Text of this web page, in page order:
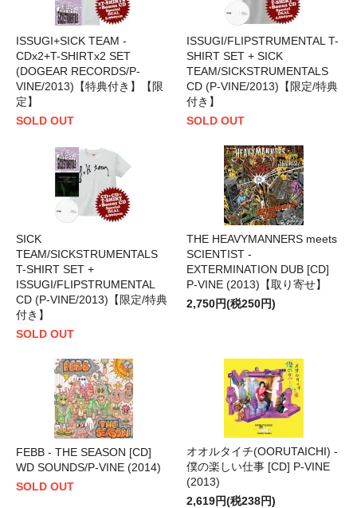
ISSUGI+SICK TEAM -
CDx2+T-SHIRTx2 SET
(DOGEAR RECORDS/P-
VINE/2013)【特典付き】【限
定】
SOLD OUT
ISSUGI/FLIPSTRUMENTAL T-
SHIRT SET + SICK
TEAM/SICKSTRUMENTALS
CD (P-VINE/2013)【限定/特典
付き】
SOLD OUT
SICK
TEAM/SICKSTRUMENTALS
T-SHIRT SET +
ISSUGI/FLIPSTRUMENTAL
CD (P-VINE/2013)【限定/特典
付き】
SOLD OUT
THE HEAVYMANNERS meets
SCIENTIST -
EXTERMINATION DUB [CD]
P-VINE (2013)【取り寄せ】
2,750円(税250円)
FEBB - THE SEASON [CD]
WD SOUNDS/P-VINE (2014)
SOLD OUT
オオルタイチ(OORUTAICHI) -
僕の楽しい仕事 [CD] P-VINE
(2013)
2,619円(税238円)